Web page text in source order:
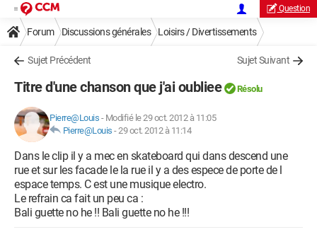
Question
Forum Discussions générales Loisirs / Divertissements
Sujet Précédent Sujet Suivant
Titre d'une chanson que j'ai oubliee Résolu
Pierre@Louis - Modifié le 29 oct. 2012 à 11:05
Pierre@Louis -29 oct. 2012 à 11:14
Dans le clip il y a mec en skateboard qui dans descend une
rue et sur les facade le la rue il y a des espece de porte de l
espace temps. C est une musique electro.
Le refrain ca fait un peu ca :
Bali guette no he !! Bali guette no he !!!